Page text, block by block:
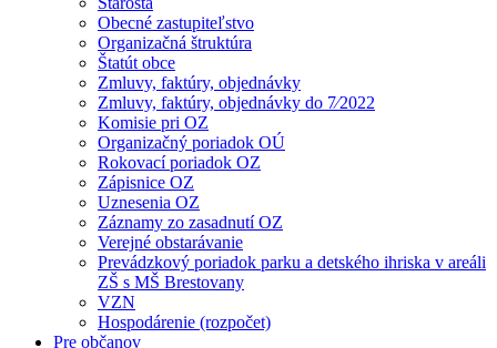
Obecné zastupiteľstvo
Organizačná štruktúra
Štatút obce
Zmluvy, faktúry, objednávky
Zmluvy, faktúry, objednávky do 7⁄2022
Komisie pri OZ
Organizačný poriadok OÚ
Rokovací poriadok OZ
Zápisnice OZ
Uznesenia OZ
Záznamy zo zasadnutí OZ
Verejné obstarávanie
Prevádzkový poriadok parku a detského ihriska v areáli
ZŠ s MŠ Brestovany
VZN
Hospodárenie (rozpočet)
Pre občanov